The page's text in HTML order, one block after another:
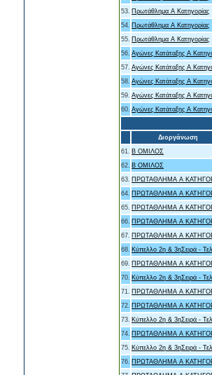
53. Πρωτάθλημα Α Κατηγορίας
54. Πρωτάθλημα Α Κατηγορίας
55. Πρωτάθλημα Α Κατηγορίας
56. Αγώνες Κατάταξης Α
57. Αγώνες Κατάταξης Α
58. Αγώνες Κατάταξης Α
59. Αγώνες Κατάταξης Α
60. Αγώνες Κατάταξης Α
Διοργάνωση
61. Β ΟΜΙΛΟΣ
62. Β ΟΜΙΛΟΣ
63. ΠΡΩΤΑΘΛΗΜΑ Α
64. ΠΡΩΤΑΘΛΗΜΑ Α
65. ΠΡΩΤΑΘΛΗΜΑ Α
66. ΠΡΩΤΑΘΛΗΜΑ Α
67. ΠΡΩΤΑΘΛΗΜΑ Α
68. Κύπελλο 2η & 3ηΣειρά -
69. ΠΡΩΤΑΘΛΗΜΑ Α
70. Κύπελλο 2η & 3ηΣειρά -
71. ΠΡΩΤΑΘΛΗΜΑ Α
72. ΠΡΩΤΑΘΛΗΜΑ Α
73. Κύπελλο 2η & 3ηΣειρά -
74. ΠΡΩΤΑΘΛΗΜΑ Α
75. Κύπελλο 2η & 3ηΣειρά -
76. ΠΡΩΤΑΘΛΗΜΑ Α